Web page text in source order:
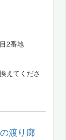
2番地
えてくださ
渡り廊